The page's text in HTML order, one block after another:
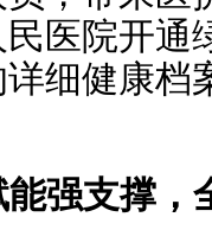
医院开通
细健康档
能强支撑，